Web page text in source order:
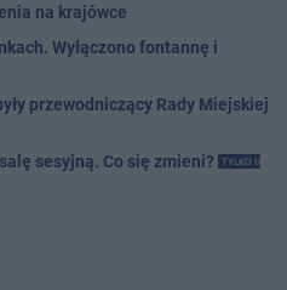
na krajówce
Wyłączono fontannę i
przewodniczący Rady Miejskiej
sesyjną. Co się zmieni?
TYLKO U